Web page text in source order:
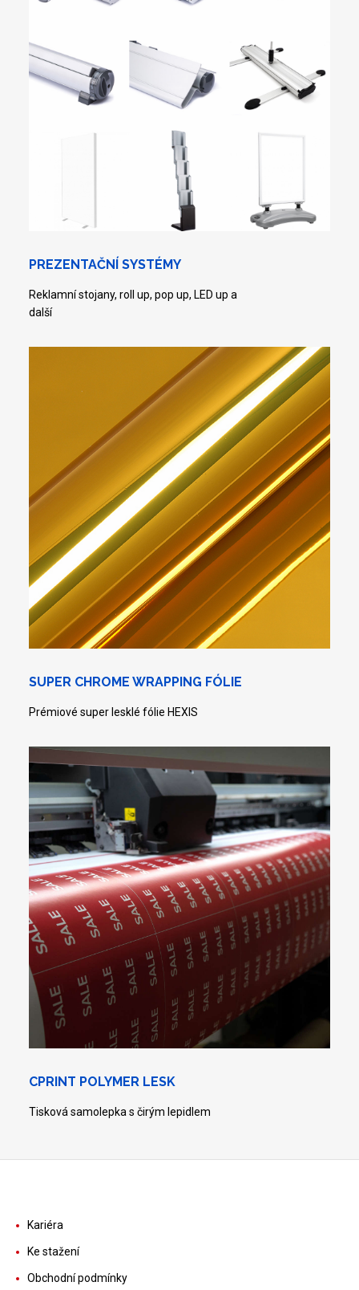
PREZENTAČNÍ SYSTÉMY
Reklamní stojany, roll up, pop up, LED up a
další
SUPER CHROME WRAPPING FÓLIE
Prémiové super lesklé fólie HEXIS
CPRINT POLYMER LESK
Tisková samolepka s čirým lepidlem
Kariéra
Ke stažení
Obchodní podmínky